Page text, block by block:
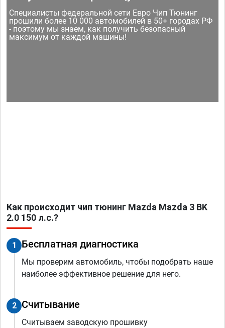
Специалисты федеральной сети Евро Чип Тюнинг
прошили более 10 000 автомобилей в 50+ городах РФ
- поэтому мы знаем, как получить безопасный
максимум от каждой машины!
Как происходит чип тюнинг Mazda Mazda 3 BK
2.0 150 л.с.?
1 Бесплатная диагностика
Мы проверим автомобиль, чтобы подобрать наше
наиболее эффективное решение для него.
2 Считывание
Считываем заводскую прошивку